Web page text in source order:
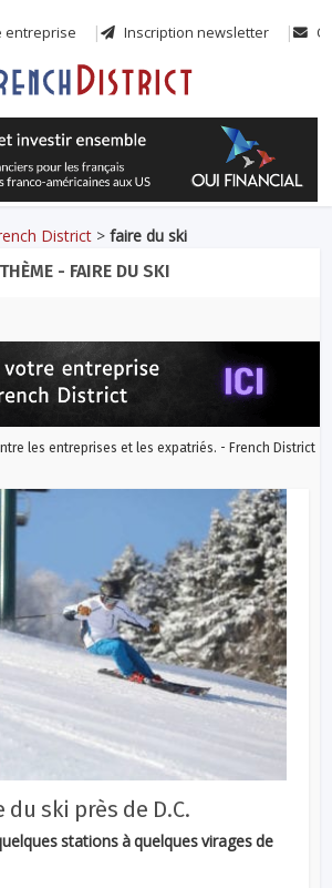
entreprise Inscription newsletter
District >faire du ski
THÈME - FAIRE DU SKI
les entreprises et les expatriés. - French District
du ski près de D.C.
stations à quelques virages de